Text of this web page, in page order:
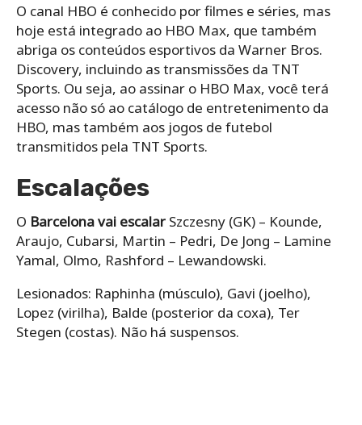
O canal HBO é conhecido por filmes e séries, mas
hoje está integrado ao HBO Max, que também
abriga os conteúdos esportivos da Warner Bros.
Discovery, incluindo as transmissões da TNT
Sports. Ou seja, ao assinar o HBO Max, você terá
acesso não só ao catálogo de entretenimento da
HBO, mas também aos jogos de futebol
transmitidos pela TNT Sports.
Escalações
O Barcelona vai escalar Szczesny (GK) – Kounde,
Araujo, Cubarsi, Martin – Pedri, De Jong – Lamine
Yamal, Olmo, Rashford – Lewandowski.
Lesionados: Raphinha (músculo), Gavi (joelho),
Lopez (virilha), Balde (posterior da coxa), Ter
Stegen (costas). Não há suspensos.